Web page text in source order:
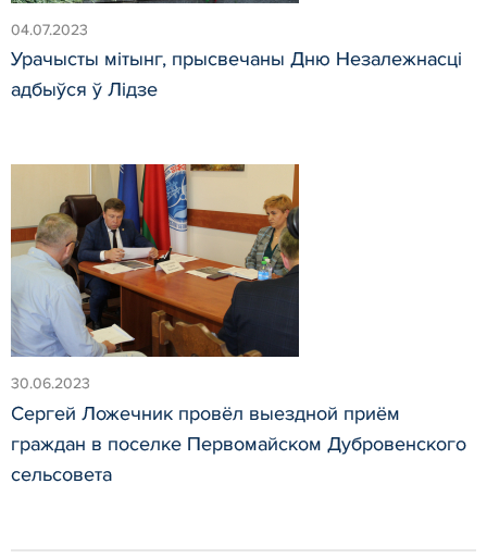
04.07.2023
Урачысты мiтынг, прысвечаны Дню Незалежнасцi
адбыўся ў Лiдзе
30.06.2023
Сергей Ложечник провёл выездной приём
граждан в поселке Первомайском Дубровенского
сельсовета